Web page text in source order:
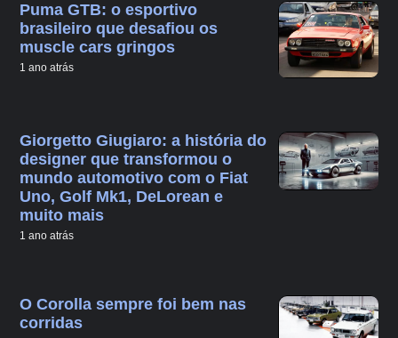
Puma GTB: o esportivo
brasileiro que desafiou os
muscle cars gringos
1 ano atrás
Giorgetto Giugiaro: a história do
designer que transformou o
mundo automotivo com o Fiat
Uno, Golf Mk1, DeLorean e
muito mais
1 ano atrás
O Corolla sempre foi bem nas
corridas